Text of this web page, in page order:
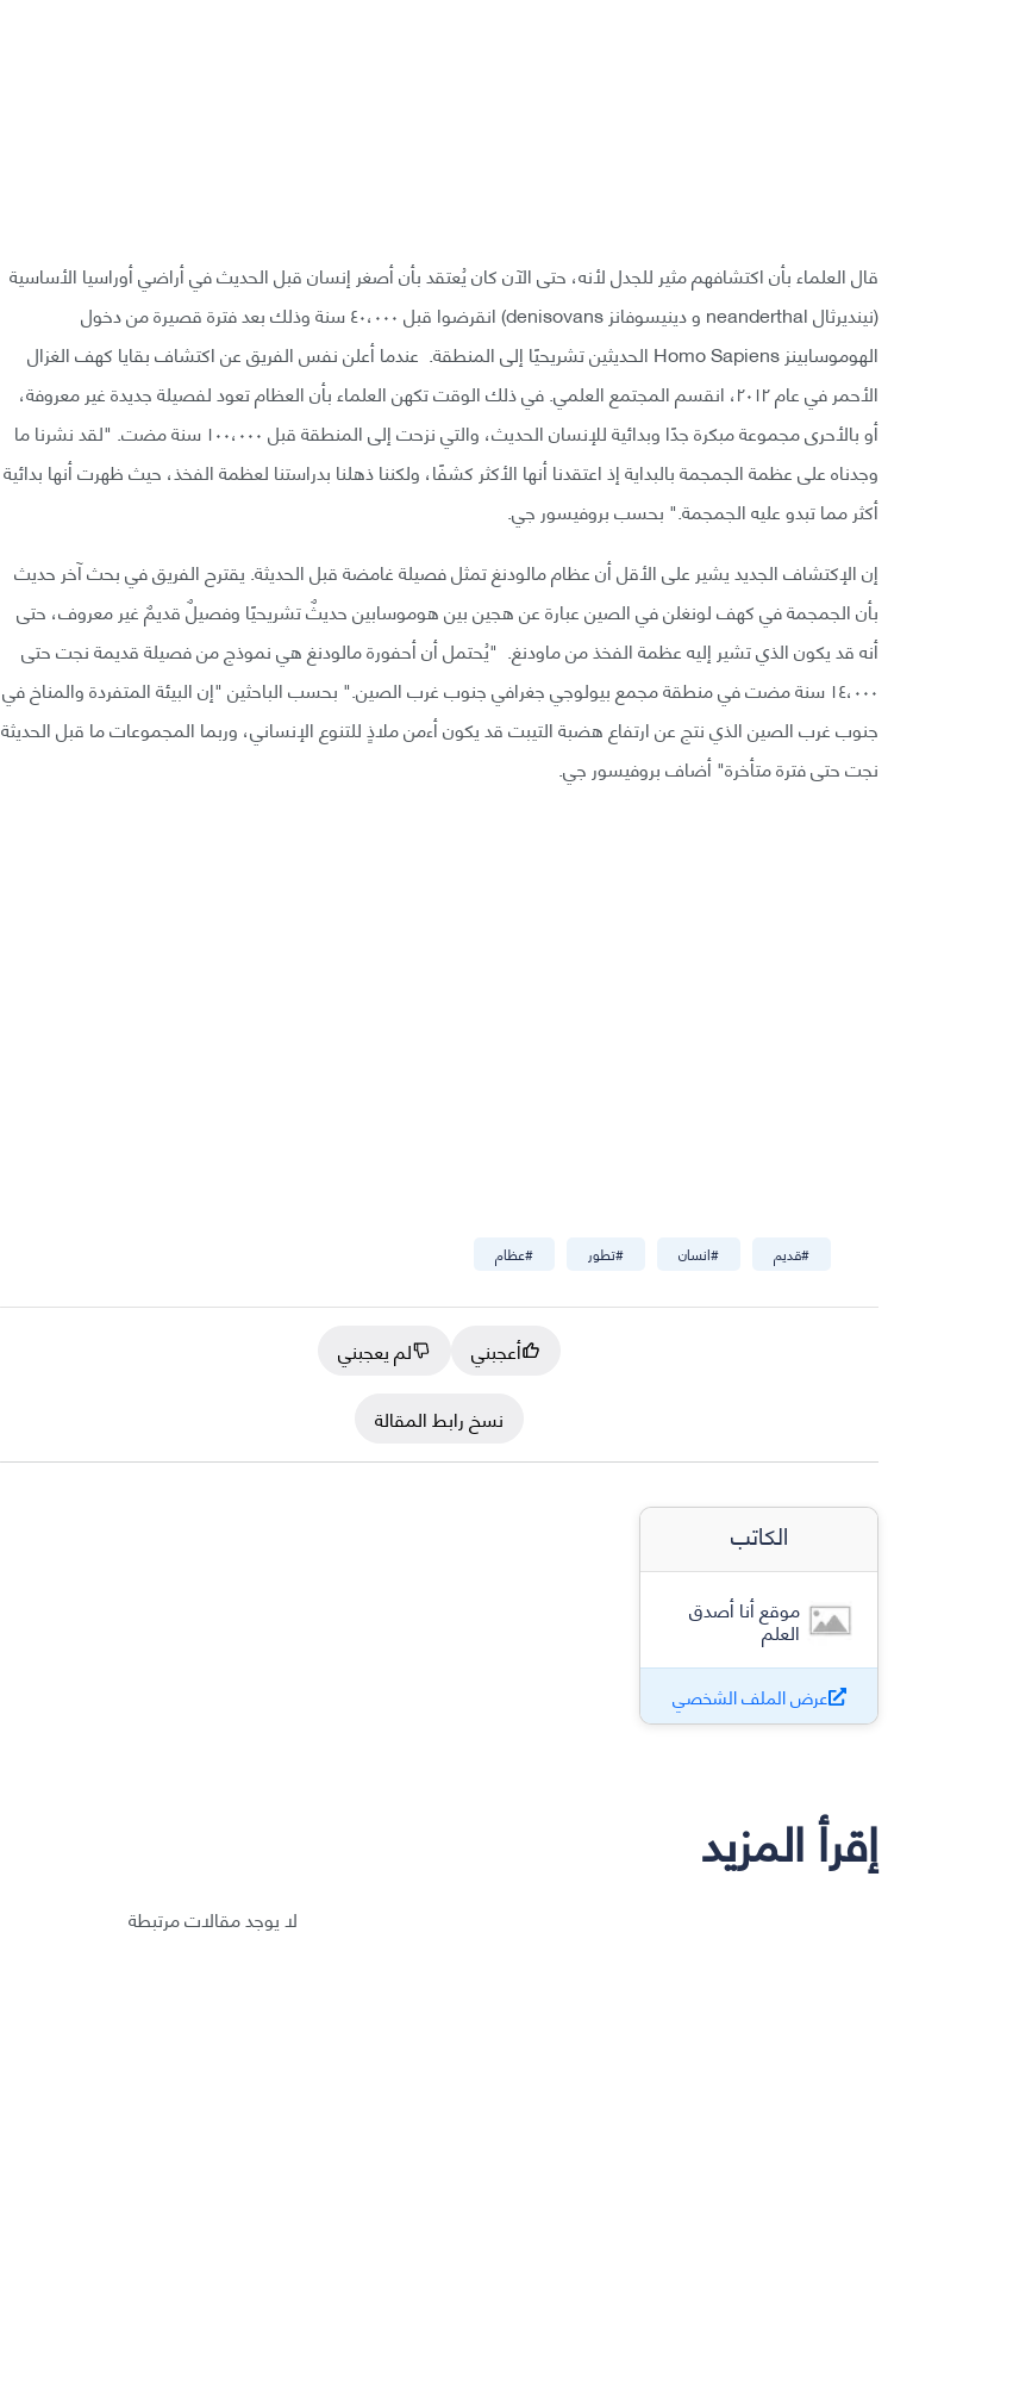
قال العلماء بأن اكتشافهم مثير للجدل لأنه، حتى الآن كان يُعتقد بأن أصغر إنسان قبل الحديث في أراضي أوراسيا الأساسية
(نينديرثال neanderthal و دينيسوفانز denisovans) انقرضوا قبل ٤٠،٠٠٠ سنة وذلك بعد فترة قصيرة من دخول
الهوموسابينز Homo Sapiens الحديثين تشريحيًا إلى المنطقة. عندما أعلن نفس الفريق عن اكتشاف بقايا كهف الغزال
الأحمر في عام ٢٠١٢، انقسم المجتمع العلمي. في ذلك الوقت تكهن العلماء بأن العظام تعود لفصيلة جديدة غير معروفة،
أو بالأحرى مجموعة مبكرة جدًا وبدائية للإنسان الحديث، والتي نزحت إلى المنطقة قبل ١٠٠،٠٠٠ سنة مضت. "لقد نشرنا ما
وجدناه على عظمة الجمجمة بالبداية إذ اعتقدنا أنها الأكثر كشفًا، ولكننا ذهلنا بدراستنا لعظمة الفخذ، حيث ظهرت أنها بدائية
أكثر مما تبدو عليه الجمجمة." بحسب بروفيسور جي.
إن الإكتشاف الجديد يشير على الأقل أن عظام مالودنغ تمثل فصيلة غامضة قبل الحديثة. يقترح الفريق في بحث آخر حديث
بأن الجمجمة في كهف لونغلن في الصين عبارة عن هجين بين هوموسابين حديثٌ تشريحيًا وفصيلٌ قديمٌ غير معروف، حتى
أنه قد يكون الذي تشير إليه عظمة الفخذ من ماودنغ. "يُحتمل أن أحفورة مالودنغ هي نموذج من فصيلة قديمة نجت حتى
١٤،٠٠٠ سنة مضت في منطقة مجمع بيولوجي جغرافي جنوب غرب الصين." بحسب الباحثين "إن البيئة المتفردة والمناخ في
جنوب غرب الصين الذي نتج عن ارتفاع هضبة التيبت قد يكون أءمن ملاذٍ للتنوع الإنساني، وربما المجموعات ما قبل الحديثة
نجت حتى فترة متأخرة" أضاف بروفيسور جي.
#عظام #تطور #انسان #قديم
أعجبني
لم يعجبني
نسخ رابط المقالة
الكاتب
موقع أنا أصدق
العلم
عرض الملف الشخصي
إقرأ المزيد
لا يوجد مقالات مرتبطة